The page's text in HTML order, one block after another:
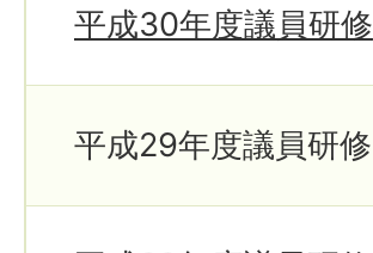
平成30年度議員研修
平成29年度議員研修